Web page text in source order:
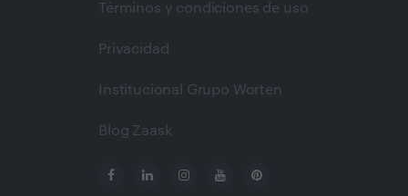
Términos y condiciones de uso
Privacidad
Institucional Grupo Worten
Blog Zaask